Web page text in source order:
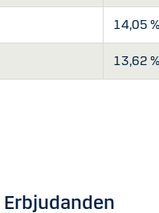
14,05 %
13,62 %
Erbjudanden